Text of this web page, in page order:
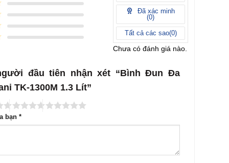
Đã xác minh
(0)
Tất cả các sao(0)
Chưa có đánh giá nào.
đầu tiên nhận xét “Bình Đun Đa
TK-1300M 1.3 Lít”
bạn*